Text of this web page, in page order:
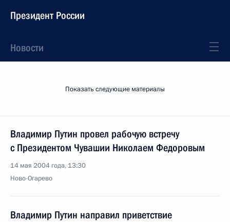
Президент России
Новости
Показать следующие материалы
Владимир Путин провел рабочую встречу
с Президентом Чувашии Николаем Федоровым
14 мая 2004 года, 13:30
Ново-Огарево
Владимир Путин направил приветствие